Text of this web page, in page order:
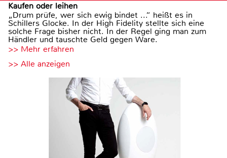
Kaufen oder leihen
„Drum prüfe, wer sich ewig bindet ...“ heißt es in
Schillers Glocke. In der High Fidelity stellte sich eine
solche Frage bisher nicht. In der Regel ging man zum
Händler und tauschte Geld gegen Ware.
>> Mehr erfahren
>> Alle anzeigen